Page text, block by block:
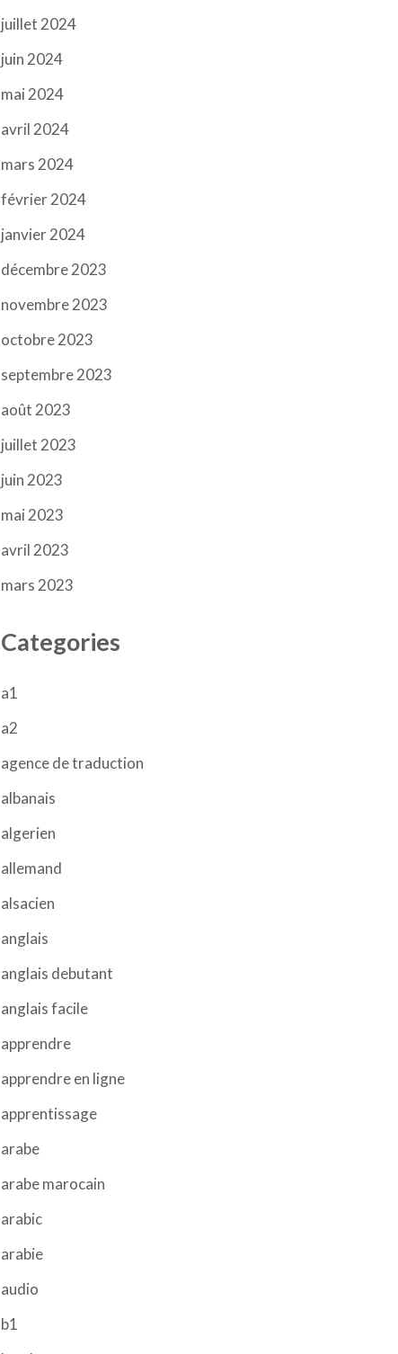
juillet 2024
juin 2024
mai 2024
avril 2024
mars 2024
février 2024
janvier 2024
décembre 2023
novembre 2023
octobre 2023
septembre 2023
août 2023
juillet 2023
juin 2023
mai 2023
avril 2023
mars 2023
Categories
a1
a2
agence de traduction
albanais
algerien
allemand
alsacien
anglais
anglais debutant
anglais facile
apprendre
apprendre en ligne
apprentissage
arabe
arabe marocain
arabic
arabie
audio
b1